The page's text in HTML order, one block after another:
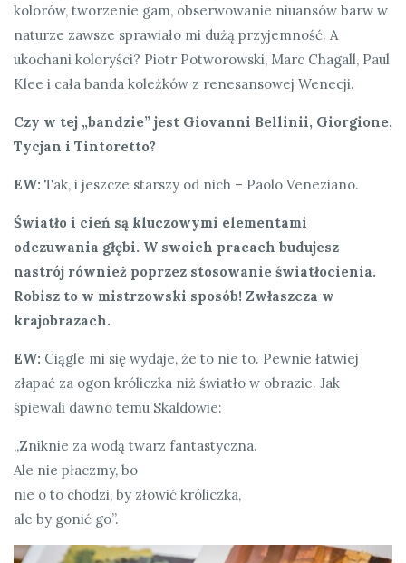
kolorów, tworzenie gam, obserwowanie niuansów barw w
naturze zawsze sprawiało mi dużą przyjemność. A
ukochani koloryści? Piotr Potworowski, Marc Chagall, Paul
Klee i cała banda koleżków z renesansowej Wenecji.
Czy w tej „bandzie” jest Giovanni Bellinii, Giorgione,
Tycjan i Tintoretto?
EW: Tak, i jeszcze starszy od nich – Paolo Veneziano.
Światło i cień są kluczowymi elementami
odczuwania głębi. W swoich pracach budujesz
nastrój również poprzez stosowanie światłocienia.
Robisz to w mistrzowski sposób! Zwłaszcza w
krajobrazach.
EW: Ciągle mi się wydaje, że to nie to. Pewnie łatwiej
złapać za ogon króliczka niż światło w obrazie. Jak
śpiewali dawno temu Skaldowie:
„Zniknie za wodą twarz fantastyczna.
Ale nie płaczmy, bo
nie o to chodzi, by złowić króliczka,
ale by gonić go”.